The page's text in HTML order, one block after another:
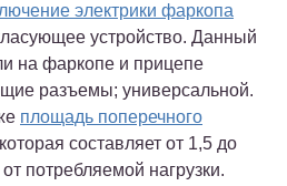
электрики фаркопа
устройство. Данный
на фаркопе и прицепе
разъемы; универсальной.
площадь поперечного
составляет от 1,5 до
потребляемой нагрузки.